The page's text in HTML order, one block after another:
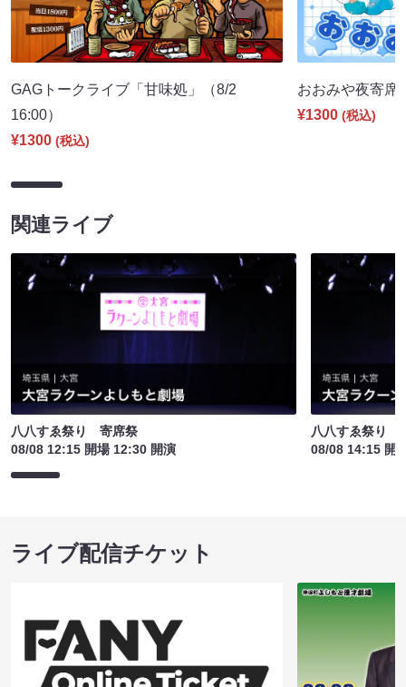
GAGトークライブ「甘味処」（8/2
16:00）
¥1300 (税込)
おおみや夜寄
¥1300 (税込)
関連ライブ
八八すゑ祭り 寄席祭
08/08 12:15 開場 12:30 開演
八八すゑ祭り
08/08 14:15 開
ライブ配信チケット